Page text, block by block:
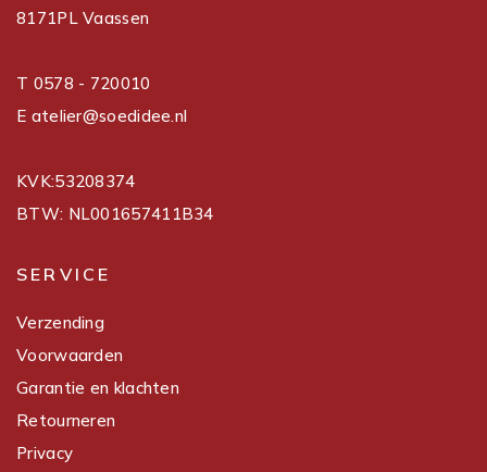
8171PL Vaassen
T 0578 - 720010
E atelier@soedidee.nl
KVK:53208374
BTW: NL001657411B34
SERVICE
Verzending
Voorwaarden
Garantie en klachten
Retourneren
Privacy